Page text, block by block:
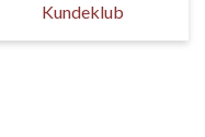
Kundeklub